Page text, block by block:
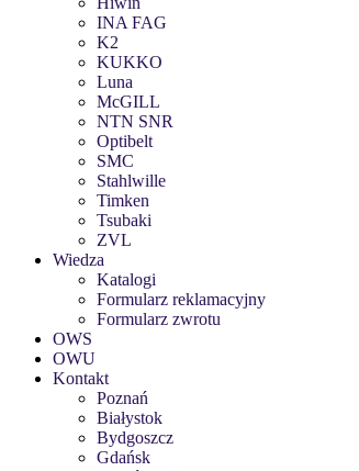
INA FAG
K2
KUKKO
Luna
McGILL
NTN SNR
Optibelt
SMC
Stahlwille
Timken
Tsubaki
ZVL
Wiedza
Katalogi
Formularz reklamacyjny
Formularz zwrotu
OWS
OWU
Kontakt
Poznań
Białystok
Bydgoszcz
Gdańsk